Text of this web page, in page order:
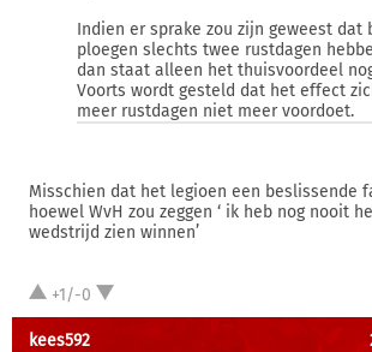
Indien er sprake zou zijn geweest dat
ploegen slechts twee rustdagen
dan staat alleen het thuisvoordeel
Voorts wordt gesteld dat het effect
meer rustdagen niet meer voordoet.
Misschien dat het legioen een beslissende
hoewel WvH zou zeggen ‘ ik heb nog nooit
wedstrijd zien winnen’
+1/-0
kees592